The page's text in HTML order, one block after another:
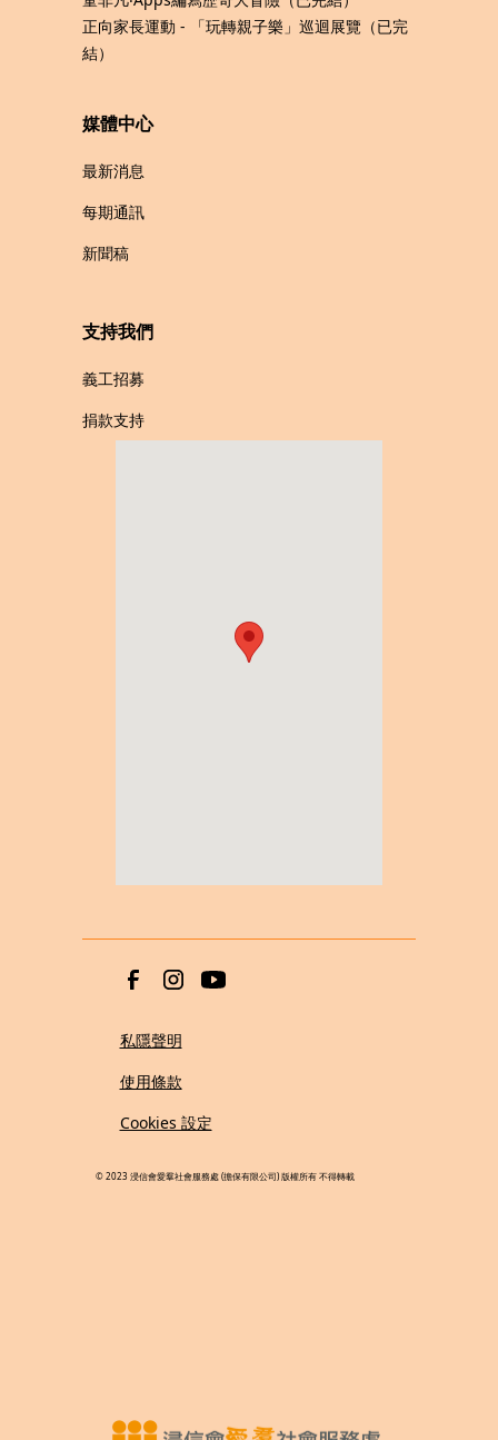
正向家長運動 - 「玩轉親子樂」巡迴展覽（已完
結）
媒體中心
最新消息
每期通訊
新聞稿
支持我們
義工招募
捐款支持
© 2023 浸信會愛羣社會服務處 (擔保有限公司) 版權所有 不得轉載
私隱聲明
使用條款
Cookies 設定